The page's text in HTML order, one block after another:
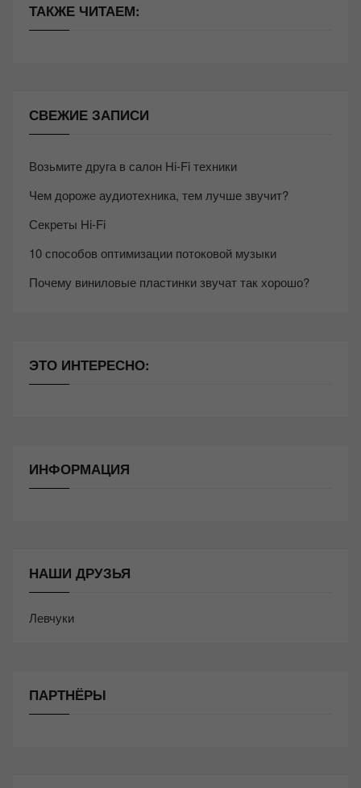
ТАКЖЕ ЧИТАЕМ:
СВЕЖИЕ ЗАПИСИ
Возьмите друга в салон Hi-Fi техники
Чем дороже аудиотехника, тем лучше звучит?
Секреты Hi-Fi
10 способов оптимизации потоковой музыки
Почему виниловые пластинки звучат так хорошо?
ЭТО ИНТЕРЕСНО:
ИНФОРМАЦИЯ
НАШИ ДРУЗЬЯ
Левчуки
ПАРТНЁРЫ